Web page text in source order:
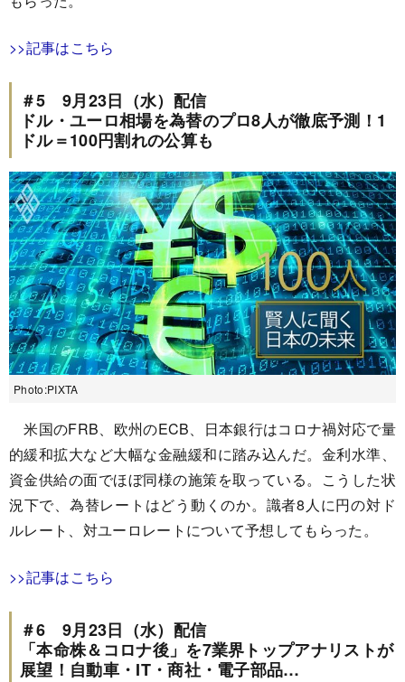
>>記事はこちら
＃5 9月23日（水）配信
ドル・ユーロ相場を為替のプロ8人が徹底予測！1
ドル＝100円割れの公算も
Photo:PIXTA
米国のFRB、欧州のECB、日本銀行はコロナ禍対応で量
的緩和拡大など大幅な金融緩和に踏み込んだ。金利水準、
資金供給の面でほぼ同様の施策を取っている。こうした状
況下で、為替レートはどう動くのか。識者8人に円の対ド
ルレート、対ユーロレートについて予想してもらった。
>>記事はこちら
＃6 9月23日（水）配信
「本命株＆コロナ後」を7業界トップアナリストが
展望！自動車・IT・商社・電子部品…